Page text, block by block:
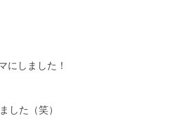
にしました！
した（笑）